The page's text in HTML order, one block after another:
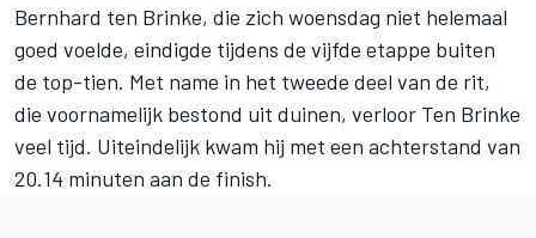
Bernhard ten Brinke, die zich woensdag niet helemaal
goed voelde, eindigde tijdens de vijfde etappe buiten
de top-tien. Met name in het tweede deel van de rit,
die voornamelijk bestond uit duinen, verloor Ten Brinke
veel tijd. Uiteindelijk kwam hij met een achterstand van
20.14 minuten aan de finish.